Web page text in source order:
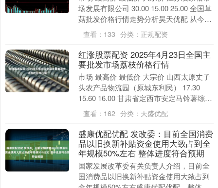
场发展有限公司 30.00 15.00 25.00 全国草
菇批发价格行情走势分析昊天优配 从今日
全国草菇批发市场价格上....
查看： 133 分类： 正规配资
红涨股票配资 2025年4月23日全国主
要批发市场荔枝价格行情
市场 最高价 最低价 大宗价 山西太原丈子
头农产品物流园（原城东利民） 17.30
15.60 16.00 甘肃省定西市安定马铃薯综合
交易中心 8.50 7.7....
查看： 162 分类： 天盛优配
盛康优配优配 发改委：目前全国消费
品以旧换新补贴资金使用大致占到全
年规模50%左右 整体进度符合预期
国家发展改革委有关负责人介绍，目前全
国消费品以旧换新补贴资金使用大致占到